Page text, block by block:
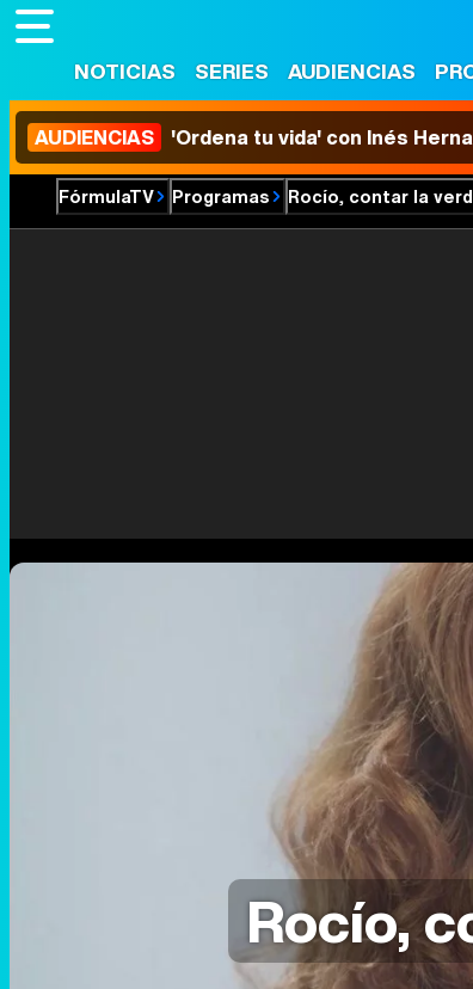
NOTICIAS SERIES AUDIENCIAS
AUDIENCIAS 'Ordena tu vida' con Inés
FórmulaTV Programas Rocío, contar la
Rocío,